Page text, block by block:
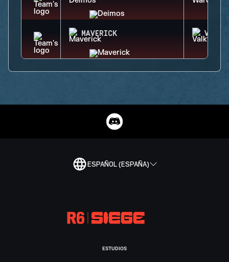
MAVERICK
ESPAÑOL (ESPAÑA)
ESTUDIOS